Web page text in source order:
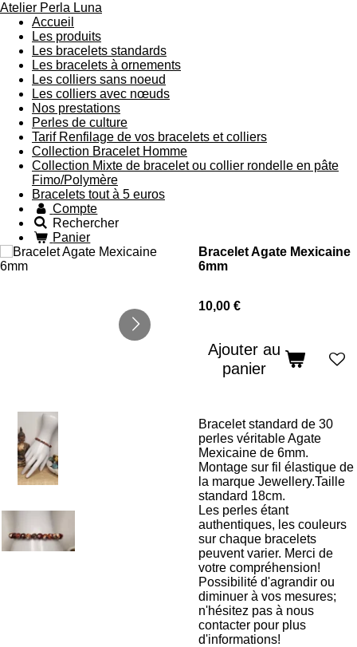
Atelier Perla Luna
Accueil
Les produits
Les bracelets standards
Les bracelets à ornements
Les colliers sans noeud
Les colliers avec nœuds
Nos prestations
Perles de culture
Tarif Renfilage de vos bracelets et colliers
Collection Bracelet Homme
Collection Mixte de bracelet ou collier rondelle en pâte
Fimo/Polymère
Bracelets tout à 5 euros
Compte
Rechercher
Panier
Bracelet Agate Mexicaine
6mm
10,00 €
Ajouter au
panier
Bracelet standard de 30
perles véritable Agate
Mexicaine de 6mm.
Montage sur fil élastique de
la marque Jewellery.Taille
standard 18cm.
Les perles étant
authentiques, les couleurs
sur chaque bracelets
peuvent varier. Merci de
votre compréhension!
Possibilité d'agrandir ou
diminuer à vos mesures;
n'hésitez pas à nous
contacter pour plus
d'informations!